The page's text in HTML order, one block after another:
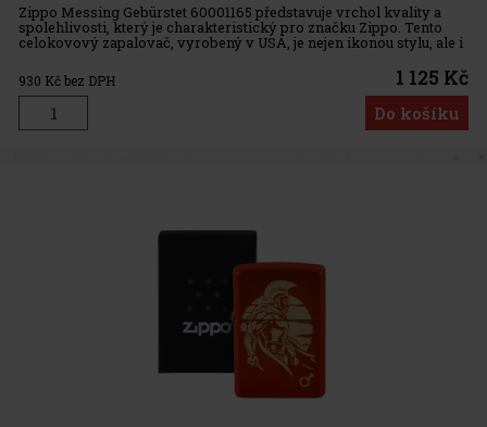
Zippo Messing Gebürstet 60001165 představuje vrchol kvality a
spolehlivosti, který je charakteristický pro značku Zippo. Tento
celokovový zapalovač, vyrobený v USA, je nejen ikonou stylu, ale i
symbolem odolnosti a funkčnosti. Klíčové vlastnosti:
930 Kč bez DPH 1 125 Kč
Do košíku